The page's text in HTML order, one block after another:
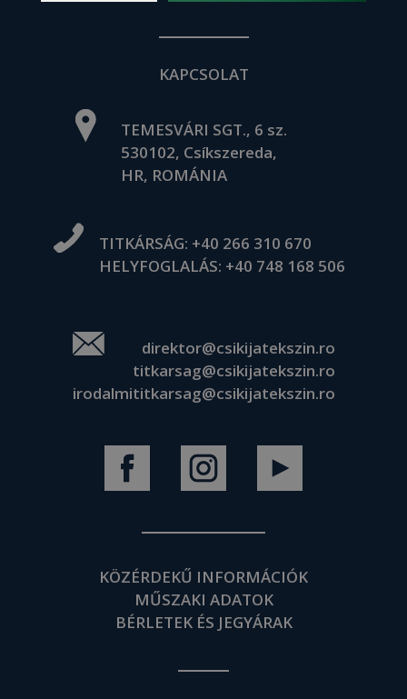
KAPCSOLAT
TEMESVÁRI SGT., 6 sz.
530102, Csíkszereda,
HR, ROMÁNIA
TITKÁRSÁG: +40 266 310 670
HELYFOGLALÁS: +40 748 168 506
direktor@csikijatekszin.ro
titkarsag@csikijatekszin.ro
irodalmititkarsag@csikijatekszin.ro
KÖZÉRDEKŰ INFORMÁCIÓK
MŰSZAKI ADATOK
BÉRLETEK ÉS JEGYÁRAK